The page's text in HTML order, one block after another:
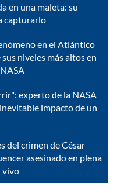
en una maleta: su
capturarlo
en el Atlántico
niveles más altos en
experto de la NASA
impacto de un
del crimen de César
asesinado en plena
vivo